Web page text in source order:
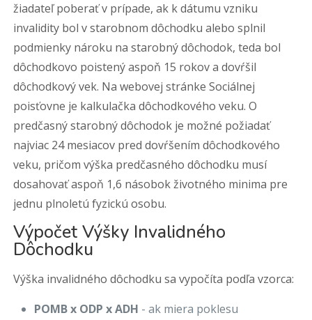
žiadateľ poberať v prípade, ak k dátumu vzniku
invalidity bol v starobnom dôchodku alebo splnil
podmienky nároku na starobný dôchodok, teda bol
dôchodkovo poistený aspoň 15 rokov a dovŕšil
dôchodkový vek. Na webovej stránke Sociálnej
poisťovne je kalkulačka dôchodkového veku. O
predčasný starobný dôchodok je možné požiadať
najviac 24 mesiacov pred dovŕšením dôchodkového
veku, pričom výška predčasného dôchodku musí
dosahovať aspoň 1,6 násobok životného minima pre
jednu plnoletú fyzickú osobu.
Výpočet Výšky Invalidného
Dôchodku
Výška invalidného dôchodku sa vypočíta podľa vzorca:
POMB x ODP x ADH - ak miera poklesu